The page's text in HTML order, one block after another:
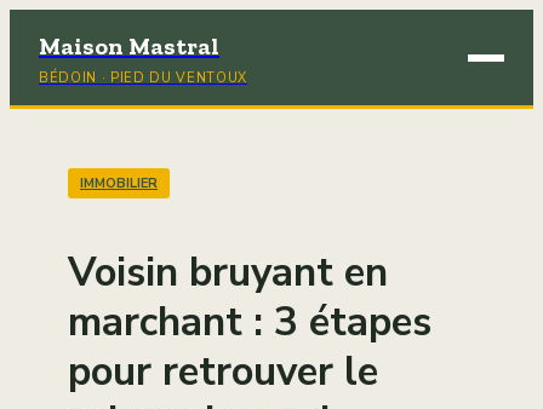
Maison Mastral
BÉDOIN · PIED DU VENTOUX
IMMOBILIER
Voisin bruyant en
marchant : 3 étapes
pour retrouver le